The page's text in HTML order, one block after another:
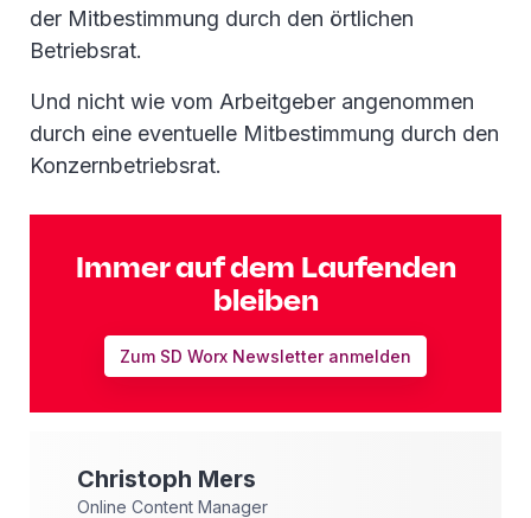
der Mitbestimmung durch den örtlichen
Betriebsrat.
Und nicht wie vom Arbeitgeber angenommen
durch eine eventuelle Mitbestimmung durch den
Konzernbetriebsrat.
Immer auf dem Laufenden
bleiben
Zum SD Worx Newsletter anmelden
Christoph Mers
Online Content Manager